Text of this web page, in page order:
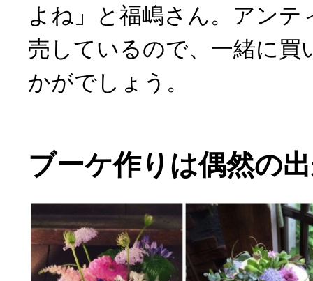
よね」と福嶋さん。アンテ
売しているので、一緒に買
かがでしょう。
ブーケ作りは偶然の